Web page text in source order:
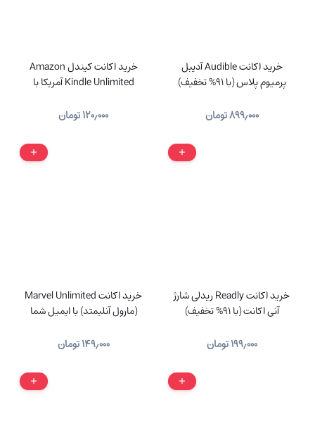
خرید اکانت Audible آدیبل
پرمیوم پلاس (با 91% تخفیف)
۸۹۹٫۰۰۰تومان
خرید اکانت کیندل Amazon
Kindle Unlimited آمریکا با
۱۲۰٫۰۰۰تومان
خرید اکانت Readly ریدلی شارژ
آنی اکانت (با 91% تخفیف)
۱۹۹٫۰۰۰تومان
خرید اکانت Marvel Unlimited
(مارول آنلیمتد) با ایمیل شما
۱۴۹٫۰۰۰تومان